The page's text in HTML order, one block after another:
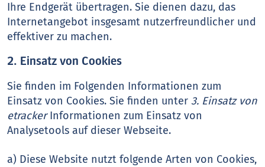
Ihre Endgerät übertragen. Sie dienen dazu, das
Internetangebot insgesamt nutzerfreundlicher und
effektiver zu machen.
2. Einsatz von Cookies
Sie finden im Folgenden Informationen zum
Einsatz von Cookies. Sie finden unter3. Einsatz von
etrackerInformationen zum Einsatz von
Analysetools auf dieser Webseite.
a) Diese Website nutzt folgende Arten von Cookies,